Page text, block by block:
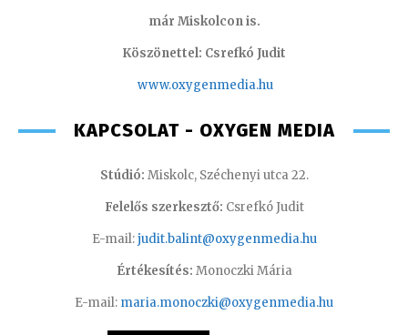
már Miskolcon is.
Köszönettel: Csrefkó Judit
www.oxygenmedia.hu
KAPCSOLAT - OXYGEN MEDIA
Stúdió: Miskolc, Széchenyi utca 22.
Felelős szerkesztő: Csrefkó Judit
E-mail:judit.balint@oxygenmedia.hu
Értékesítés: Monoczki Mária
E-mail: maria.monoczki@oxygenmedia.hu